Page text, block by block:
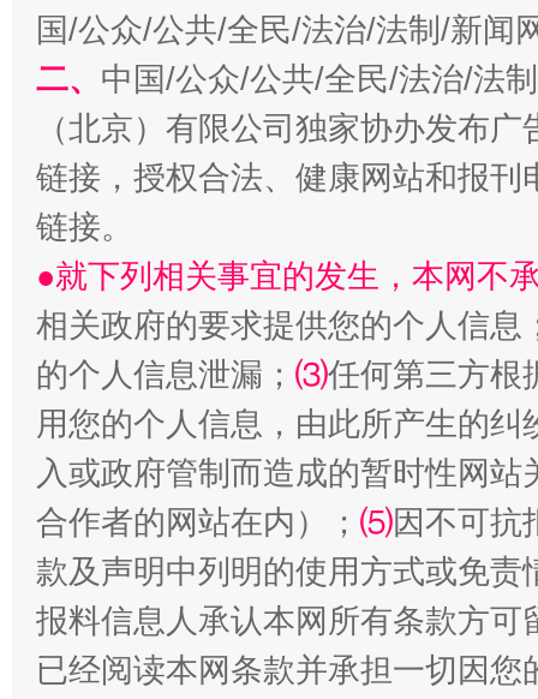
受贿1.44亿！段成刚被判无期 从幼
全民健身五年计划来了！等你上场
阿坝州三大球赛在茂县开幕 规模
国/公众/公共/全民/法治/法制/新闻
二、 中国/公众/公共/全民/法治/法
（北京）有限公司独家协办发布
链接，授权合法、健康网站和报
链接。
●就下列相关事宜的发生，本网不
相关政府的要求提供您的个人信息
的个人信息泄漏； ⑶任何第三方根
用您的个人信息，由此所产生的纠
入或政府管制而造成的暂时性网
合作者的网站在内）； ⑸因不可抗
款及声明中列明的使用方式或免责
报料信息人承认本网所有条款方
已经阅读本网条款并承担一切因